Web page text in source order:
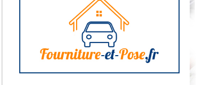
Brive-la-Gaillarde
Guéret